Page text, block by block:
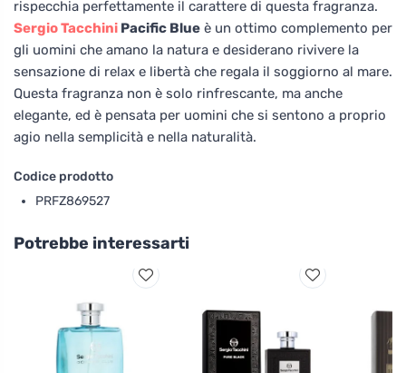
rispecchia perfettamente il carattere di questa fragranza.
Sergio Tacchini Pacific Blue è un ottimo complemento per
gli uomini che amano la natura e desiderano rivivere la
sensazione di relax e libertà che regala il soggiorno al mare.
Questa fragranza non è solo rinfrescante, ma anche
elegante, ed è pensata per uomini che si sentono a proprio
agio nella semplicità e nella naturalità.
Codice prodotto
PRFZ869527
Potrebbe interessarti